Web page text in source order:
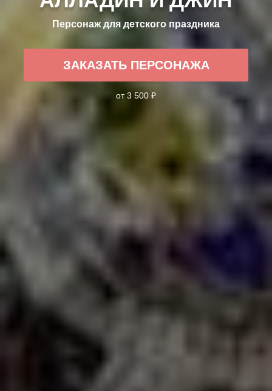
Персонаж для детского праздника
ЗАКАЗАТЬ ПЕРСОНАЖА
от 3 500 ₽